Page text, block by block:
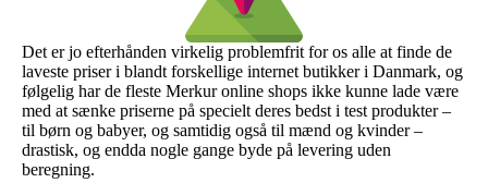
Det er jo efterhånden virkelig problemfrit for os alle at finde de
laveste priser i blandt forskellige internet butikker i Danmark, og
følgelig har de fleste Merkur online shops ikke kunne lade være
med at sænke priserne på specielt deres bedst i test produkter –
til børn og babyer, og samtidig også til mænd og kvinder –
drastisk, og endda nogle gange byde på levering uden
beregning.